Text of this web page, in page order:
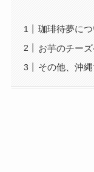
珈琲待夢につ
お芋のチーズ
その他、沖